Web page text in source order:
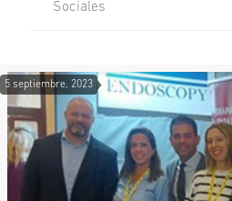
Sociales
5 septiembre, 2023